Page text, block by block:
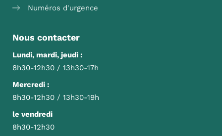
Numéros d'urgence
Nous contacter
Lundi, mardi, jeudi :
8h30-12h30 / 13h30-17h
Mercredi :
8h30-12h30 / 13h30-19h
le vendredi
8h30-12h30